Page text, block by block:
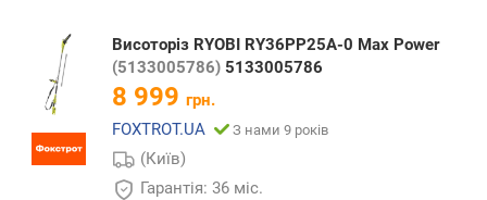
Висоторіз RYOBI RY36PP25A-0 Max Power
(5133005786) 5133005786
8 999 грн.
FOXTROT.UA
З нами 9 років
(Київ)
Гарантія: 36 міс.